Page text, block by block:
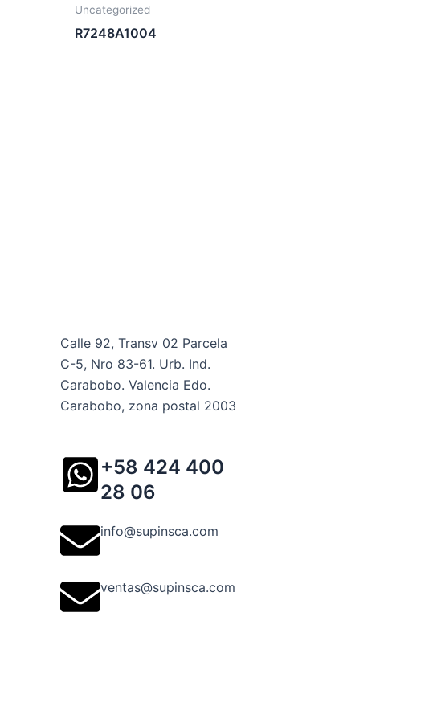
Uncategorized
R7248A1004
Calle 92, Transv 02 Parcela
C-5, Nro 83-61. Urb. Ind.
Carabobo. Valencia Edo.
Carabobo, zona postal 2003
+58 424 400
28 06
info@supinsca.com
ventas@supinsca.com